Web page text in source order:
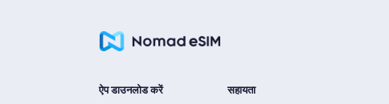
ऐप डाउनलोड करें सहायता